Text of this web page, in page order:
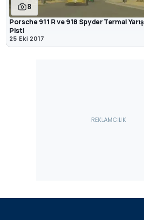
8
Porsche 911 R ve 918 Spyder Termal Yarış
Pisti
25 Eki 2017